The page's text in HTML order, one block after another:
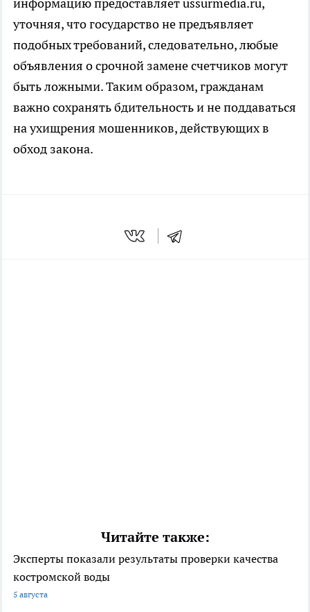
информацию предоставляет ussurmedia.ru,
уточняя, что государство не предъявляет
подобных требований, следовательно, любые
объявления о срочной замене счетчиков могут
быть ложными. Таким образом, гражданам
важно сохранять бдительность и не поддаваться
на ухищрения мошенников, действующих в
обход закона.
Читайте также:
Эксперты показали результаты проверки качества
костромской воды
5 августа